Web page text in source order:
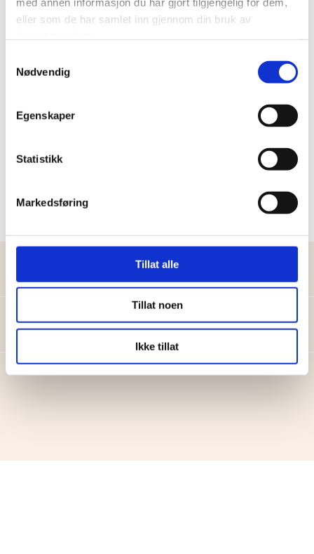
eller som de har samlet inn gjennom din bruk av
Nødvendig
Egenskaper
Statistikk
Markedsføring
Tillat alle
Tillat noen
Ikke tillat
Christoffer also participates in contract
negotiations and issues related to contract law.
letters of intent as a tool for contract formation.
Throughout his studies, he worked full-time as
an assistant team leader in the Bama Group,
where he gained knowledge and experience with
Work Experience
Education